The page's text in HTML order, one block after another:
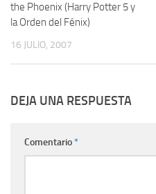
the Phoenix (Harry Potter 5 y
la Orden del Fénix)
16 JULIO, 2007
DEJA UNA RESPUESTA
Comentario*